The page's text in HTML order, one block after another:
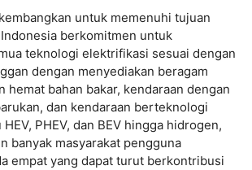
untuk memenuhi tujuan
berkomitmen untuk
teknologi elektrifikasi sesuai dengan
dengan menyediakan beragam
hemat bahan bakar, kendaraan dengan
dan kendaraan berteknologi
PHEV, dan BEV hingga hidrogen,
banyak masyarakat pengguna
empat yang dapat turut berkontribusi